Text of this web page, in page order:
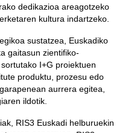
dedikazioa areagotzeko
kultura indartzeko.
sustatzea, Euskadiko
gaitasun zientifiko-
I+G proiektuen
produktu, prozesu edo
aurrera egitea,
ildotik.
RIS3 Euskadi helburuekin